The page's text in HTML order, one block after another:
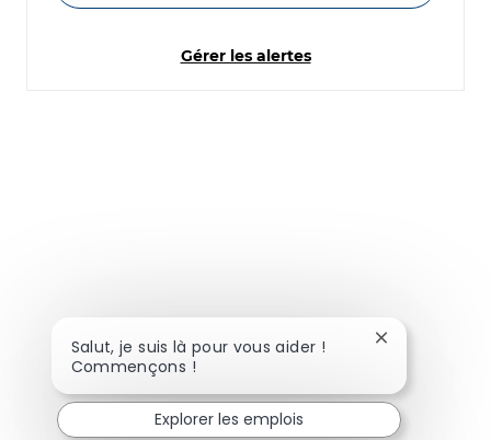
Gérer les alertes
Salut, je suis là pour vous aider !
Commençons !
Fermer la
Explorer les emplois